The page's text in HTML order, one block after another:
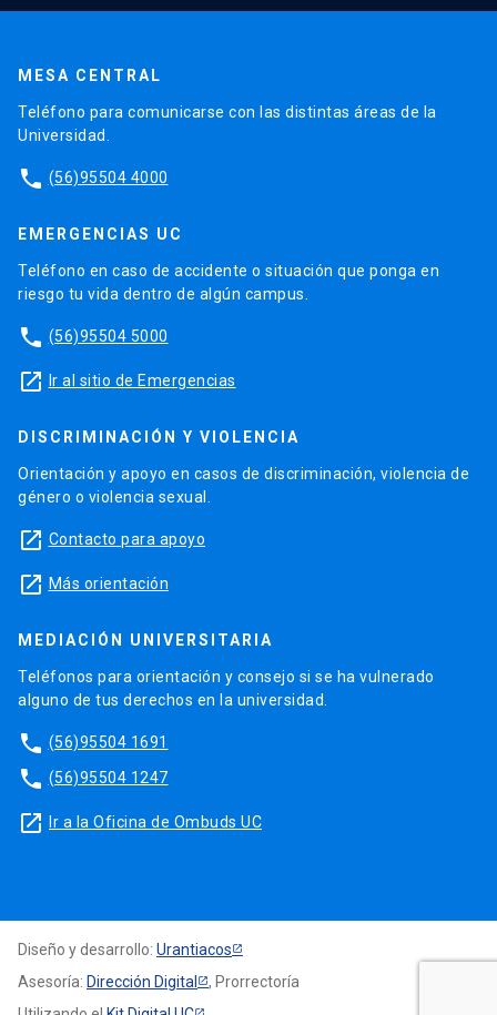
MESA CENTRAL
Teléfono para comunicarse con las distintas áreas de la
Universidad.
phone (56)95504 4000
EMERGENCIAS UC
Teléfono en caso de accidente o situación que ponga en
riesgo tu vida dentro de algún campus.
phone (56)95504 5000
launch Ir al sitio de Emergencias
DISCRIMINACIÓN Y VIOLENCIA
Orientación y apoyo en casos de discriminación, violencia de
género o violencia sexual.
launch Contacto para apoyo
launch Más orientación
MEDIACIÓN UNIVERSITARIA
Teléfonos para orientación y consejo si se ha vulnerado
alguno de tus derechos en la universidad.
phone (56)95504 1691
phone (56)95504 1247
launch Ir a la Oficina de Ombuds UC
Diseño y desarrollo: Urantiacos
Asesoría: Dirección Digital
, Prorrectoría